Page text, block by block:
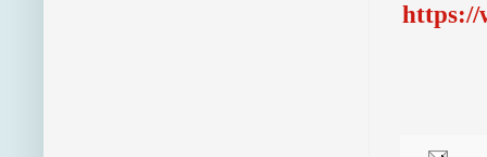
https://